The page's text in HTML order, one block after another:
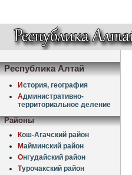
Республика Алтай
История, география
Административно-
территориальное деление
Районы
Кош-Агачский район
Майминский район
Онгудайский район
Турочакский район